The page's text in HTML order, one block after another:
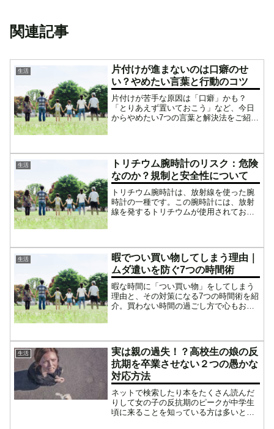
関連記事
生活
片付けが進まないのは口癖のせ
い？やめたい言葉と行動のコツ
片付けが苦手な原因は「口癖」かも？
「とりあえず置いておこう」など、今日
からやめたい7つの言葉と解決法をご紹
生活
トリチウム腕時計のリスク：危険
なのか？規制と安全性について
トリチウム腕時計は、放射線を使った腕
時計の一種です。この腕時計には、放射
線を発するトリチウムが使用されてお
性についての議論が存在しま...
生活
暇でつい買い物してしまう理由｜
ムダ遣いを防ぐ7つの時間術
暇な時間に「つい買い物」をしてしまう
理由と、その対策になる7つの時間術を紹
介。買わない時間の過ごし方で心もお財
生活
実は親の過失！？高校生の娘の反
抗期を卒業させない２つの愚かな
対応方法
ネットで検索したり本をたくさん読んだ
りして女の子の反抗期のピークが中学生
頃に来ることを知っている方は多いと思